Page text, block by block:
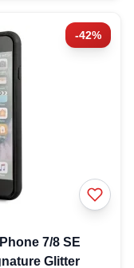
-42%
7/8 SE
Glitter